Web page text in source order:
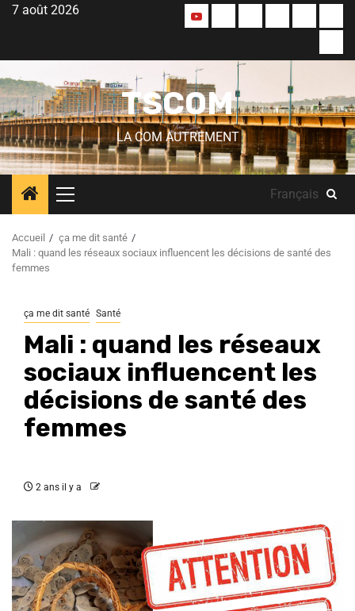
7 août 2026
TSCOM
LA COM AUTREMENT
Français
Accueil
ça me dit santé
Mali : quand les réseaux sociaux influencent les décisions de santé des
femmes
ça me dit santé Santé
Mali : quand les réseaux
sociaux influencent les
décisions de santé des
femmes
2 ans il y a